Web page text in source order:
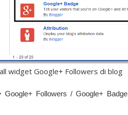
widget Google+ Followers di blog
Followers / Google+